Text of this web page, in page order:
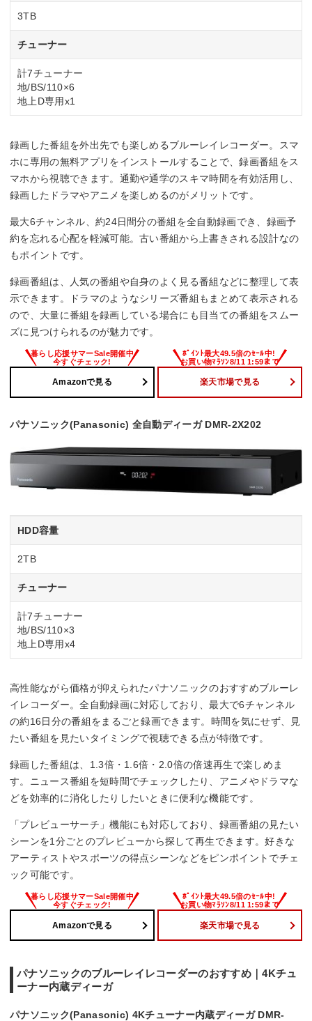
3TB
チューナー
計7チューナー
地/BS/110×6
地上D専用x1
録画した番組を外出先でも楽しめるブルーレイレコーダー。スマ
ホに専用の無料アプリをインストールすることで、録画番組をス
マホから視聴できます。通勤や通学のスキマ時間を有効活用し、
録画したドラマやアニメを楽しめるのがメリットです。
最大6チャンネル、約24日間分の番組を全自動録画でき、録画予
約を忘れる心配を軽減可能。古い番組から上書きされる設計なの
もポイントです。
録画番組は、人気の番組や自身のよく見る番組などに整理して表
示できます。ドラマのようなシリーズ番組もまとめて表示される
ので、大量に番組を録画している場合にも目当ての番組をスムー
ズに見つけられるのが魅力です。
Amazonで見る 楽天市場で見る
パナソニック(Panasonic) 全自動ディーガ DMR-2X202
HDD容量
2TB
チューナー
計7チューナー
地/BS/110×3
地上D専用x4
高性能ながら価格が抑えられたパナソニックのおすすめブルーレ
イレコーダー。全自動録画に対応しており、最大で6チャンネル
の約16日分の番組をまるごと録画できます。時間を気にせず、見
たい番組を見たいタイミングで視聴できる点が特徴です。
録画した番組は、1.3倍・1.6倍・2.0倍の倍速再生で楽しめま
す。ニュース番組を短時間でチェックしたり、アニメやドラマな
どを効率的に消化したりしたいときに便利な機能です。
「プレビューサーチ」機能にも対応しており、録画番組の見たい
シーンを1分ごとのプレビューから探して再生できます。好きな
アーティストやスポーツの得点シーンなどをピンポイントでチェ
ック可能です。
Amazonで見る 楽天市場で見る
パナソニックのブルーレイレコーダーのおすすめ｜4Kチュ
ーナー内蔵ディーガ
パナソニック(Panasonic) 4Kチューナー内蔵ディーガ DMR-